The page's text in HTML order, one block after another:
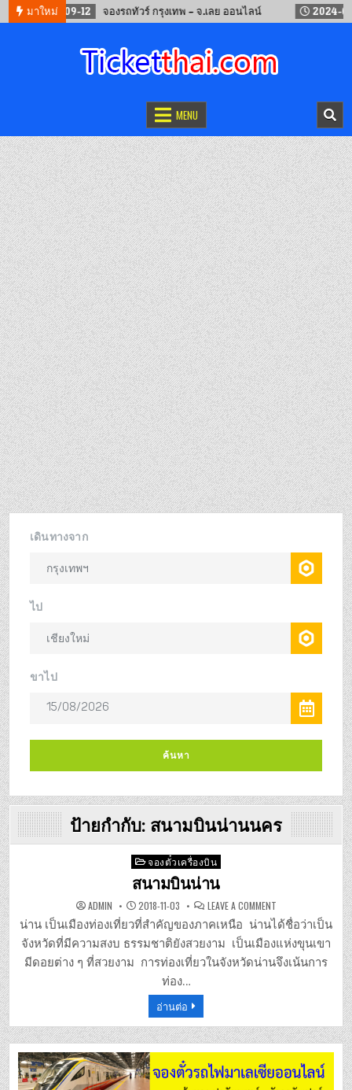
มาใหม่
2024-09-12 จองรถทัวร์ กรุงเทพ – จ.เลย ออนไลน์ 2024-05-19
MENU
ป้ายกำกับ: สนามบินน่านนคร
Posted
in
จองตั๋วเครื่องบิน
สนามบินน่าน
ADMIN 2018-11-03 LEAVE A COMMENTON
สนาม
บิน
น่าน
น่าน เป็นเมืองท่องเที่ยวที่สำคัญของภาคเหนือ น่านได้ชื่อว่าเป็น
จังหวัดที่มีความสงบ ธรรมชาติยังสวยงาม เป็นเมืองแห่งขุนเขา
มีดอยต่าง ๆ ที่สวยงาม การท่องเที่ยวในจังหวัดน่านจึงเน้นการ
ท่อง…
อ่านต่อ